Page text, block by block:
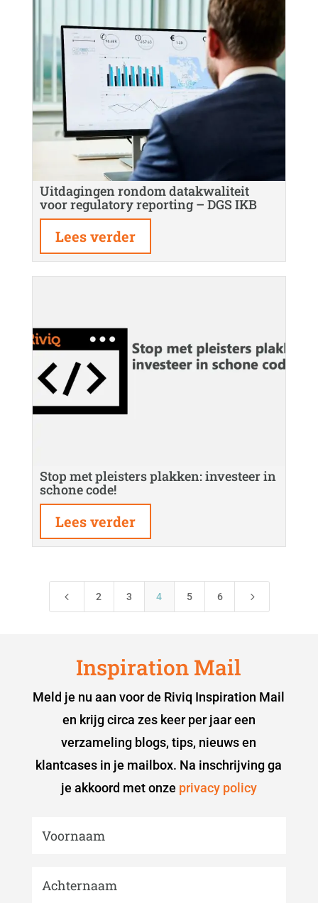
Uitdagingen rondom datakwaliteit
voor regulatory reporting – DGS IKB
Lees verder
Stop met pleisters plakken: investeer in
schone code!
Lees verder
4 2 3 4 5 6 5
Inspiration Mail
Meld je nu aan voor de Riviq Inspiration Mail
en krijg circa zes keer per jaar een
verzameling blogs, tips, nieuws en
klantcases in je mailbox. Na inschrijving ga
je akkoord met onze privacy policy